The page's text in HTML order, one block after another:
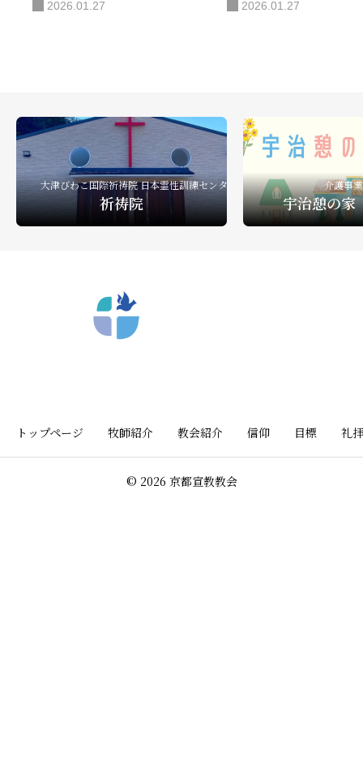
2026.01.27 2026.01.27
大津びわこ国際祈祷院 日本霊性訓練センター
祈祷院
介護事
宇治憩の
トップページ 牧師紹介 教会紹介 信仰 目標 礼
© 2026 京都宣教教会